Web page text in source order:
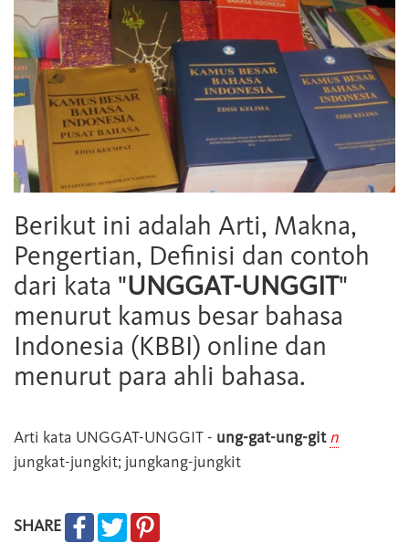
Berikut ini adalah Arti, Makna,
Pengertian, Definisi dan contoh
dari kata "UNGGAT-UNGGIT"
menurut kamus besar bahasa
Indonesia (KBBI) online dan
menurut para ahli bahasa.
Arti kata UNGGAT-UNGGIT - ung-gat-ung-git n
jungkat-jungkit; jungkang-jungkit
SHARE